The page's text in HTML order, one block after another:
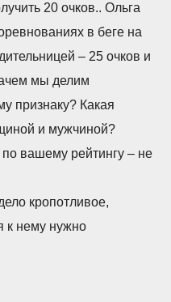
20 очков.. Ольга
в беге на
– 25 очков и
мы делим
признаку? Какая
и мужчиной?
вашему рейтингу – не
кропотливое,
к нему нужно